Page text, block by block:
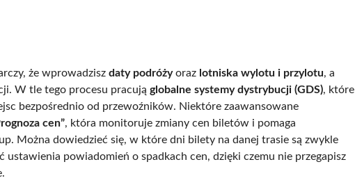
że wprowadzisz daty podróżyoraz lotniska wylotu i przylotu, a
W tle tego procesu pracują globalne systemy dystrybucji (GDS), które
bezpośrednio od przewoźników. Niektóre zaawansowane
cen”, która monitoruje zmiany cen biletów i pomaga
Można dowiedzieć się, w które dni bilety na danej trasie są zwykle
powiadomień o spadkach cen, dzięki czemu nie przegapisz